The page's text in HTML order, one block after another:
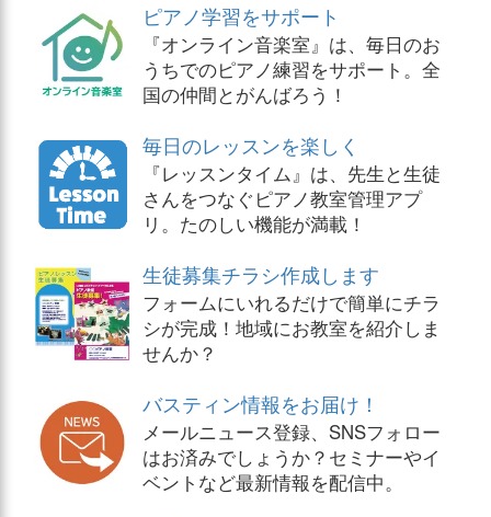
ピアノ学習をサポート
『オンライン音楽室』は、毎日のお
うちでのピアノ練習をサポート。全
国の仲間とがんばろう！
毎日のレッスンを楽しく
『レッスンタイム』は、先生と生徒
さんをつなぐピアノ教室管理アプ
リ。たのしい機能が満載！
生徒募集チラシ作成します
フォームにいれるだけで簡単にチラ
シが完成！地域にお教室を紹介しま
せんか？
バスティン情報をお届け！
メールニュース登録、SNSフォロー
はお済みでしょうか？セミナーやイ
ベントなど最新情報を配信中。